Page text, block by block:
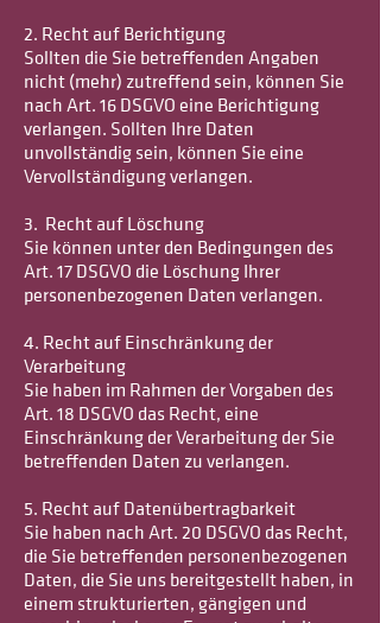
2. Recht auf Berichtigung
Sollten die Sie betreffenden Angaben
nicht (mehr) zutreffend sein, können Sie
nach Art. 16 DSGVO eine Berichtigung
verlangen. Sollten Ihre Daten
unvollständig sein, können Sie eine
Vervollständigung verlangen.
3. Recht auf Löschung
Sie können unter den Bedingungen des
Art. 17 DSGVO die Löschung Ihrer
personenbezogenen Daten verlangen.
4. Recht auf Einschränkung der
Verarbeitung
Sie haben im Rahmen der Vorgaben des
Art. 18 DSGVO das Recht, eine
Einschränkung der Verarbeitung der Sie
betreffenden Daten zu verlangen.
5. Recht auf Datenübertragbarkeit
Sie haben nach Art. 20 DSGVO das Recht,
die Sie betreffenden personenbezogenen
Daten, die Sie uns bereitgestellt haben, in
einem strukturierten, gängigen und